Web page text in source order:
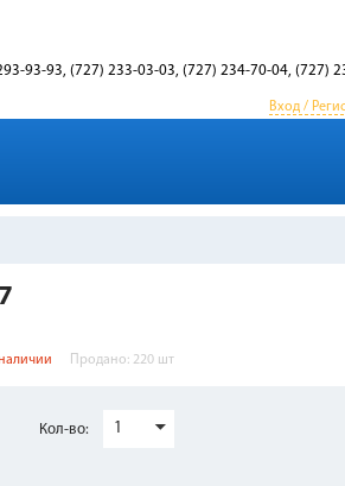
93-93, (727) 233-03-03, (727) 234-70-04, (727)
Вход /
Продано: 220 шт
Кол-во: 1